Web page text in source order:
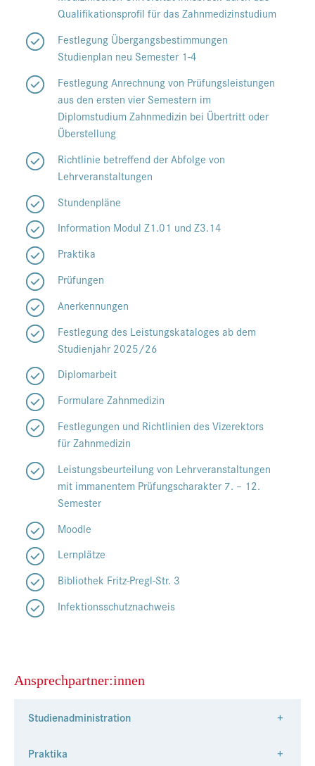
Qualifikationsprofil für das Zahnmedizinstudium
Festlegung Übergangsbestimmungen
Studienplan neu Semester 1-4
Festlegung Anrechnung von Prüfungsleistungen
aus den ersten vier Semestern im
Diplomstudium Zahnmedizin bei Übertritt oder
Überstellung
Richtlinie betreffend der Abfolge von
Lehrveranstaltungen
Stundenpläne
Information Modul Z1.01 und Z3.14
Praktika
Prüfungen
Anerkennungen
Festlegung des Leistungskataloges ab dem
Studienjahr 2025/26
Diplomarbeit
Formulare Zahnmedizin
Festlegungen und Richtlinien des Vizerektors
für Zahnmedizin
Leistungsbeurteilung von Lehrveranstaltungen
mit immanentem Prüfungscharakter 7. – 12.
Semester
Moodle
Lernplätze
Bibliothek Fritz-Pregl-Str. 3
Infektionsschutznachweis
Ansprechpartner:innen
Studienadministration +
Praktika +